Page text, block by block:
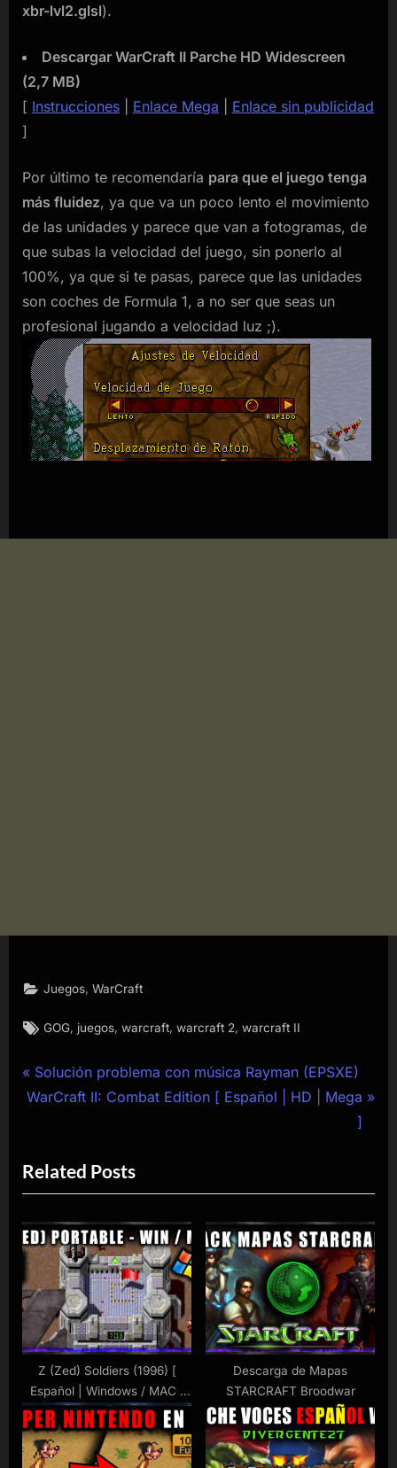
xbr-lvl2.glsl).
Descargar WarCraft II Parche HD Widescreen
(2,7 MB)
[ Instrucciones Enlace Mega
Enlace sin publicidad
]
Por último te recomendaría para que el juego tenga
más fluidez, ya que va un poco lento el movimiento
de las unidades y parece que van a fotogramas, de
que subas la velocidad del juego, sin ponerlo al
100%, ya que si te pasas, parece que las unidades
son coches de Formula 1, a no ser que seas un
profesional jugando a velocidad luz ;).
Juegos ,WarCraft
Etiquetas:
GOG, juegos,warcraft,warcraft 2,warcraft II
Navegación
P
r
i
o
s
P
o
s
t
Solución problema con música Rayman (EPSXE)
N
t
P
o
s
t
:
WarCraft II: Combat Edition [ Español | HD | Mega
]
Related Posts
Z (Zed) Soldiers (1996) [
Español | Windows / MAC |
Mega ]
Descarga de Mapas
STARCRAFT Broodwar